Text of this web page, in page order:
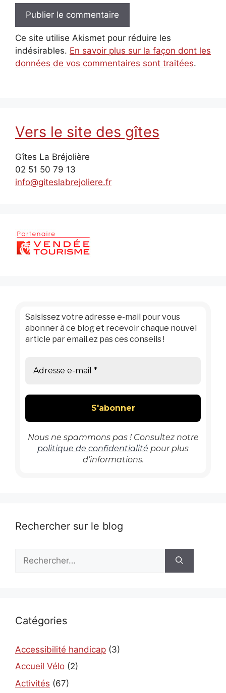
Ce site utilise Akismet pour réduire les
indésirables. En savoir plus sur la façon dont les
données de vos commentaires sont traitées.
Vers le site des gîtes
Gîtes La Bréjolière
02 51 50 79 13
info@giteslabrejoliere.fr
Saisissez votre adresse e-mail pour vous
abonner à ce blog et recevoir chaque nouvel
article par email.ez pas ces conseils !
Nous ne spammons pas ! Consultez notre
politique de confidentialité pour plus
d’informations.
Rechercher sur le blog
Catégories
Accessibilité handicap (3)
Accueil Vélo (2)
Activités (67)